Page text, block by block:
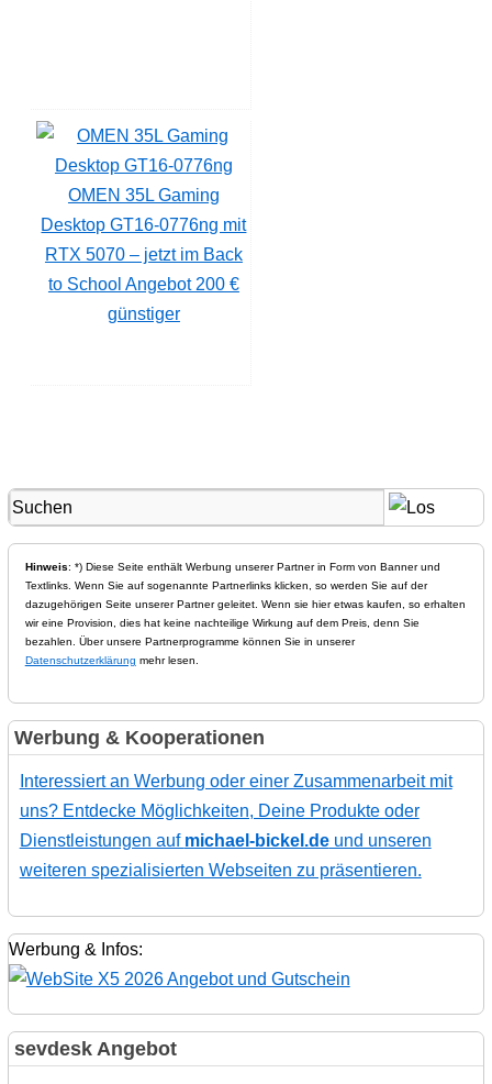
OMEN 35L Gaming
Desktop GT16-0776ng mit
RTX 5070 – jetzt im Back
to School Angebot 200 €
günstiger
Hinweis: *) Diese Seite enthält Werbung unserer Partner in Form von Banner und
Textlinks. Wenn Sie auf sogenannte Partnerlinks klicken, so werden Sie auf der
dazugehörigen Seite unserer Partner geleitet. Wenn sie hier etwas kaufen, so erhalten
wir eine Provision, dies hat keine nachteilige Wirkung auf dem Preis, denn Sie
bezahlen. Über unsere Partnerprogramme können Sie in unserer
Datenschutzerklärung mehr lesen.
Werbung & Kooperationen
Interessiert an Werbung oder einer Zusammenarbeit mit
uns? Entdecke Möglichkeiten, Deine Produkte oder
Dienstleistungen auf michael-bickel.deund unseren
weiteren spezialisierten Webseiten zu präsentieren.
Werbung & Infos:
sevdesk Angebot